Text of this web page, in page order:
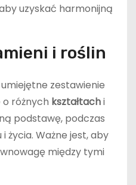
uzyskać harmonijną
i roślin
zestawienie
o różnych kształtachi
podstawę, podczas
życia. Ważne jest, aby
między tymi